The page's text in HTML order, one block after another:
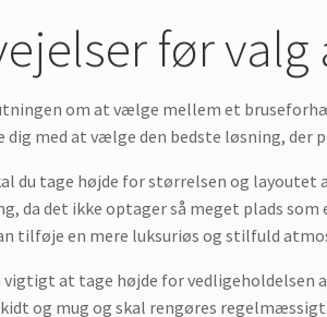
før
om at vælge mellem et
med at vælge den bedste løsning, der
du tage højde for størrelsen og
da det ikke optager så meget plads som
tilføje en mere luksuriøs og stilfuld
vigtigt at tage højde for
og mug og skal rengøres